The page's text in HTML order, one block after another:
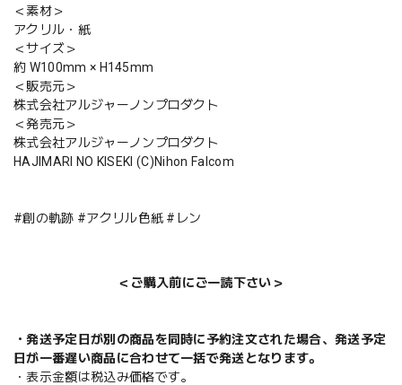
＜素材＞
アクリル・紙
＜サイズ＞
約 W100mm × H145mm
＜販売元＞
株式会社アルジャーノンプロダクト
＜発売元＞
株式会社アルジャーノンプロダクト
HAJIMARI NO KISEKI (C)Nihon Falcom
#創の軌跡 #アクリル色紙 #レン
＜ご購入前にご一読下さい＞
・発送予定日が別の商品を同時に予約注文された場合、発送予定
日が一番遅い商品に合わせて一括で発送となります。
・表示金額は税込み価格です。